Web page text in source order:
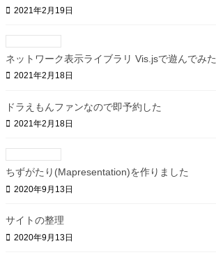
2021年2月19日
ネットワーク表示ライブラリ Vis.jsで遊んでみた
2021年2月18日
ドラえもんファンなので即予約した
2021年2月18日
ちずがたり(Mapresentation)を作りました
2020年9月13日
サイトの整理
2020年9月13日